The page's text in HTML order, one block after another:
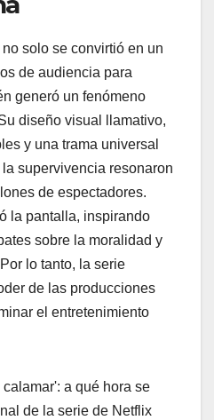
no solo se convirtió en un
de audiencia para
generó un fenómeno
diseño visual llamativo,
y una trama universal
supervivencia resonaron
de espectadores.
la pantalla, inspirando
sobre la moralidad y
lo tanto, la serie
de las producciones
el entretenimiento